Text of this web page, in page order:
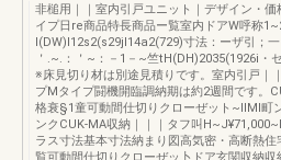
非槌用｜｜室内引戸ユニット｜デザイン・価
イプ日re商品特長商品ー覧室内ドアW呼称
I(DW)I12s2(s29jI14a2(729)寸法：ーザ引；一
＇.~.：＇~：－1－~竺tH(DH)2035(1926i・
※床見切り材は別途見積りです。室内引戸｜
プMタイプ闘機開臨調納期は約2週間です。
格衰§1童可動間仕切りクローぜット~IIMl町
ンクCUK-MA収納｜｜｜タフ叫
ラス寸法基本寸法納まり図高気密・高断熱
覧可動間仕切りクローぜッ卜ドア玄関収納収